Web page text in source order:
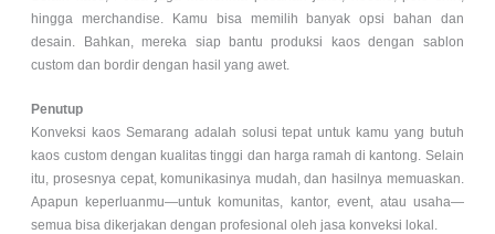
hingga merchandise. Kamu bisa memilih banyak opsi bahan dan
desain. Bahkan, mereka siap bantu produksi kaos dengan sablon
custom dan bordir dengan hasil yang awet.
Penutup
Konveksi kaos Semarang adalah solusi tepat untuk kamu yang butuh
kaos custom dengan kualitas tinggi dan harga ramah di kantong. Selain
itu, prosesnya cepat, komunikasinya mudah, dan hasilnya memuaskan.
Apapun keperluanmu—untuk komunitas, kantor, event, atau usaha—
semua bisa dikerjakan dengan profesional oleh jasa konveksi lokal.